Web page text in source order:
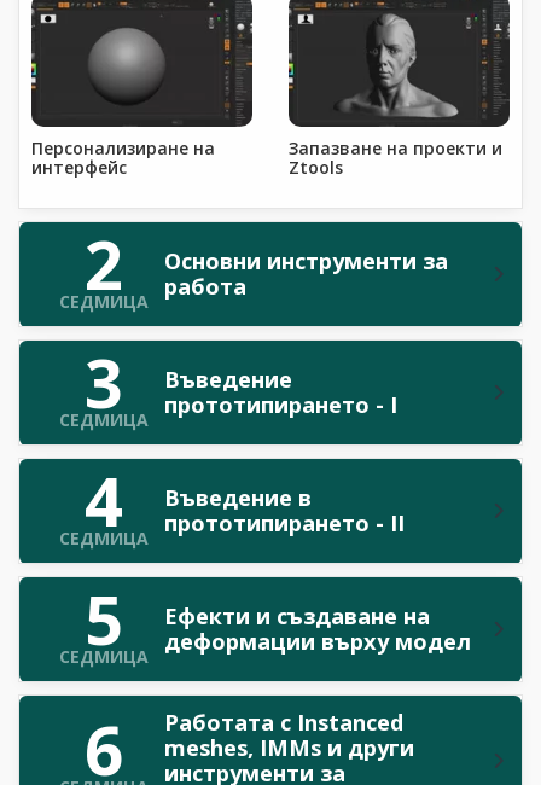
Персонализиране на
интерфейс
Запазване на проекти и
Ztools
2
СЕДМИЦА
Основни инструменти за
работа
3
СЕДМИЦА
Въведение
прототипирането - I
4
СЕДМИЦА
Въведение в
прототипирането - II
5
СЕДМИЦА
Ефекти и създаване на
деформации върху модел
6
Работата с Instanced
meshes, IMMs и други
инструменти за